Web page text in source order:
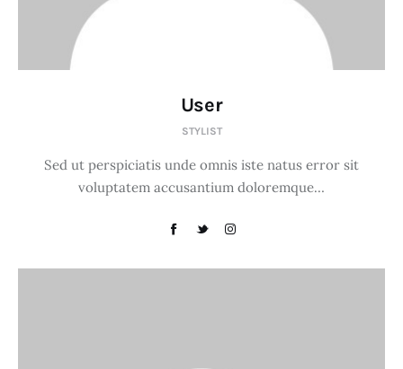
STYLIST
User
Sed ut perspiciatis unde omnis iste natus error sit
voluptatem accusantium doloremque…